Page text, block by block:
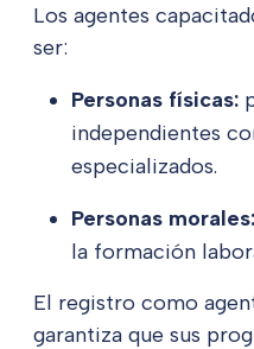
Los agentes
ser:
Personas físicas:
independientes
especializados.
Personas morales:
la formación
El registro como
garantiza que sus